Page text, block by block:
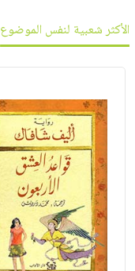
الأكثر شعبية لنفس الموضوع